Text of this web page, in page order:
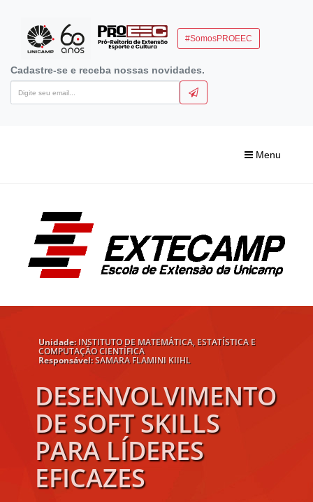
#SomosPROEEC
Cadastre-se e receba nossas novidades.
Menu
Unidade:INSTITUTO DE MATEMÁTICA, ESTATÍSTICA E
COMPUTAÇÃO CIENTÍFICA
Responsável:SAMARA FLAMINI KIIHL
DESENVOLVIMENTO
DE SOFT SKILLS
PARA LÍDERES
EFICAZES